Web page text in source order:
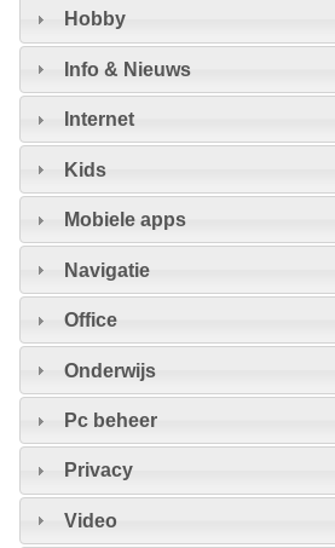
Hobby
Info & Nieuws
Internet
Kids
Mobiele apps
Navigatie
Office
Onderwijs
Pc beheer
Privacy
Video